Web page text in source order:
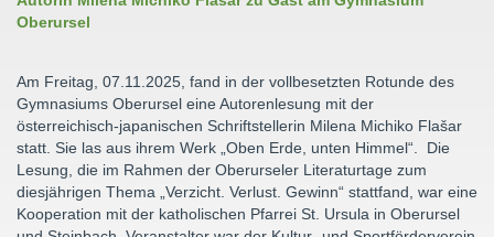
Oberursel
Am Freitag, 07.11.2025, fand in der vollbesetzten Rotunde des
Gymnasiums Oberursel eine Autorenlesung mit der
österreichisch-japanischen Schriftstellerin Milena Michiko Flašar
statt. Sie las aus ihrem Werk „Oben Erde, unten Himmel“. Die
Lesung, die im Rahmen der Oberurseler Literaturtage zum
diesjährigen Thema „Verzicht. Verlust. Gewinn“ stattfand, war eine
Kooperation mit der katholischen Pfarrei St. Ursula in Oberursel